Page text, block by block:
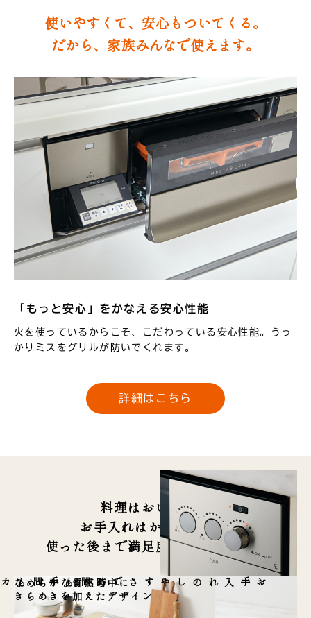
使いやすくて、安心もついてくる。
だから、家族みんなで使えます。
「もっと安心」をかなえる安心性能
火を使っているからこそ、こだわっている安心性能。
うっ
かりミスをグリルが防いでくれます。
詳細はこちら
料理はおいしく。
お手入れはかんたんに。
使った後まで満足度が高いんです。
なめらかな質感の中に
きらめきを加えたデザイン
お手入れのしやすさで
お手入れ・デザインについて
詳しくはこちら